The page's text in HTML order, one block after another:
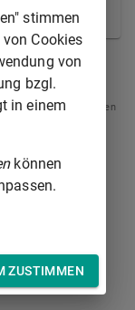
§ 536
Navigation zwischen
stimmen
Cookies
von
bzgl.
in einem
können
ZUSTIMMEN